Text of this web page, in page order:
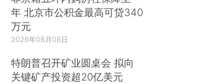
年 北京市公积金最高可贷340
万元
2026年08月08日
特朗普召开矿业圆桌会 拟向
关键矿产投资超20亿美元